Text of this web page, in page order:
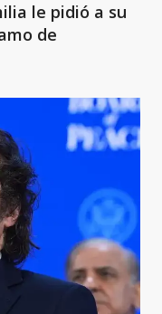
le pidió a su
de